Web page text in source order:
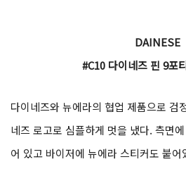
DAINESE
#C10 다이네즈 핀 9포
다이네즈와 뉴에라의 협업 제품으로 검
네즈 로고로 심플하게 멋을 냈다. 측면
어 있고 바이저에 뉴에라 스티커도 붙어